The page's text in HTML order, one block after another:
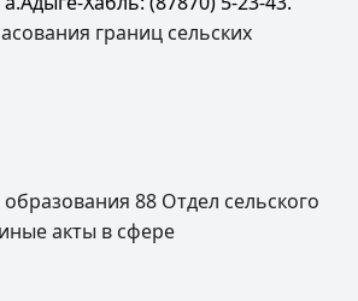
границ сельских
образования88 Отдел сельского
акты в сфере